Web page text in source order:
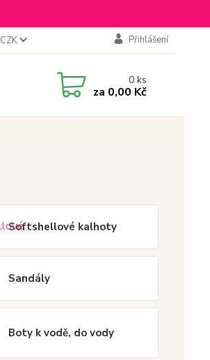
CZK Přihlášení
0ks
za 0,00 Kč
Softshellové kalhoty
Sandály
Boty k vodě, do vody